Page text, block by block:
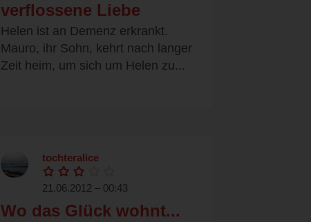
verflossene Liebe
Helen ist an Demenz erkrankt.
Mauro, ihr Sohn, kehrt nach langer
Zeit heim, um sich um Helen zu...
tochteralice
21.06.2012 – 00:43
Wo das Glück wohnt...